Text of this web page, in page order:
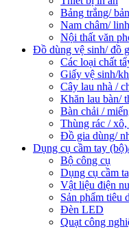
Bảng trắng/
Nam châm/
Nội thất văn
Đồ dùng vệ sinh/ đồ
Các loại chất
Giấy vệ sinh/
Cây lau nhà /
Khăn lau bàn/
Bàn chải /
Thùng rác /
Đồ gia dùng/
Dụng cụ cầm tay
Bộ công cụ
Dụng cụ cầm
Vật liệu điện
Sản phẩm tiêu
Đèn LED
Quạt công